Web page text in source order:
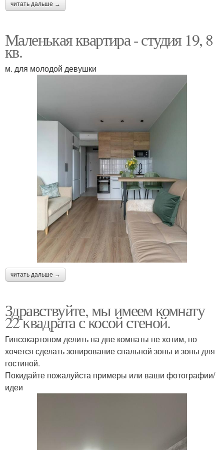
читать дальше →
Маленькая квартира - студия 19, 8
кв.
м. для молодой девушки
читать дальше →
Здравствуйте, мы имеем комнату
22 квадрата с косой стеной.
Гипсокартоном делить на две комнаты не хотим, но
хочется сделать зонирование спальной зоны и зоны для
гостиной.
Покидайте пожалуйста примеры или ваши фотографии/
идеи